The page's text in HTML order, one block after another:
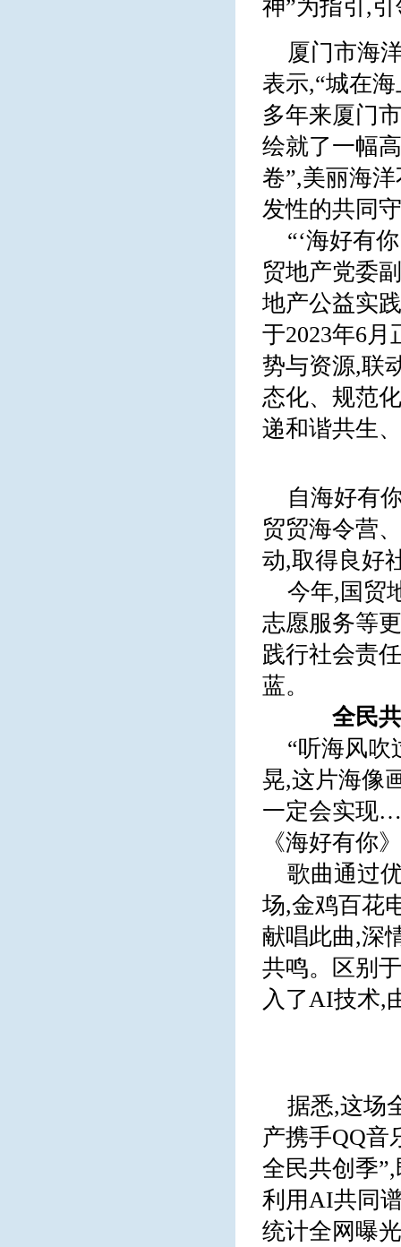
神”为指引,
厦门市海
表示,“城在
多年来厦门
绘就了一幅
卷”,美丽海
发性的共同
“‘海好有
贸地产党委
地产公益实
于2023年6
势与资源,联
态化、规范
递和谐共生
自海好有
贸贸海令营
动,取得良好
今年,国贸
志愿服务等
践行社会责
蓝。
全民
“听海风吹
晃,这片海像
一定会实现
《海好有你
歌曲通过
场,金鸡百花
献唱此曲,深
共鸣。区别
入了AI技术,
据悉,这场
产携手QQ音
全民共创季
利用AI共同
统计全网曝